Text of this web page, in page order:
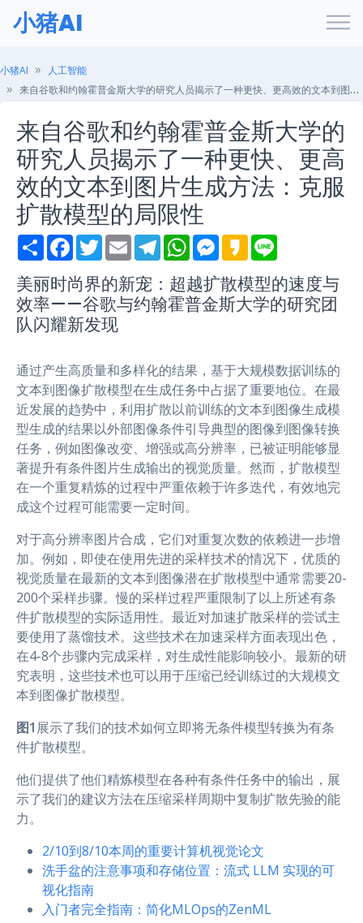
小猪AI
小猪AI
人工智能
来自谷歌和约翰霍普金斯大学的研究人员揭示了一种更快、更高效的文本到图片生成方法：克服扩散模型的局限性
来自谷歌和约翰霍普金斯大学的
研究人员揭示了一种更快、更高
效的文本到图片生成方法：克服
扩散模型的局限性
S
h
r
e
F
a
e
b
o
o
k
T
w
t
t
e
r
E
m
i
l
T
e
e
g
r
W
h
t
s
A
M
e
s
e
n
K
a
a
o
e
美丽时尚界的新宠：超越扩散模型的速度与
效率——谷歌与约翰霍普金斯大学的研究团
队闪耀新发现
通过产生高质量和多样化的结果，基于大规模数据训练的
文本到图像扩散模型在生成任务中占据了重要地位。在最
近发展的趋势中，利用扩散以前训练的文本到图像生成模
型生成的结果以外部图像条件引导典型的图像到图像转换
任务，例如图像改变、增强或高分辨率，已被证明能够显
著提升有条件图片生成输出的视觉质量。然而，扩散模型
在一个重复精炼的过程中严重依赖于许多迭代，有效地完
成这个过程可能需要一定时间。
对于高分辨率图片合成，它们对重复次数的依赖进一步增
加。例如，即使在使用先进的采样技术的情况下，优质的
视觉质量在最新的文本到图像潜在扩散模型中通常需要20-
200个采样步骤。慢的采样过程严重限制了以上所述有条
件扩散模型的实际适用性。最近对加速扩散采样的尝试主
要使用了蒸馏技术。这些技术在加速采样方面表现出色，
在4-8个步骤内完成采样，对生成性能影响较小。最新的研
究表明，这些技术也可以用于压缩已经训练过的大规模文
本到图像扩散模型。
图1 展示了我们的技术如何立即将无条件模型转换为有条
件扩散模型。
他们提供了他们精炼模型在各种有条件任务中的输出，展
示了我们的建议方法在压缩采样周期中复制扩散先验的能
力。
2/10到8/10本周的重要计算机视觉论文
洗手盆的注意事项和存储位置：流式 LLM 实现的可
视化指南
入门者完全指南：简化MLOps的ZenML